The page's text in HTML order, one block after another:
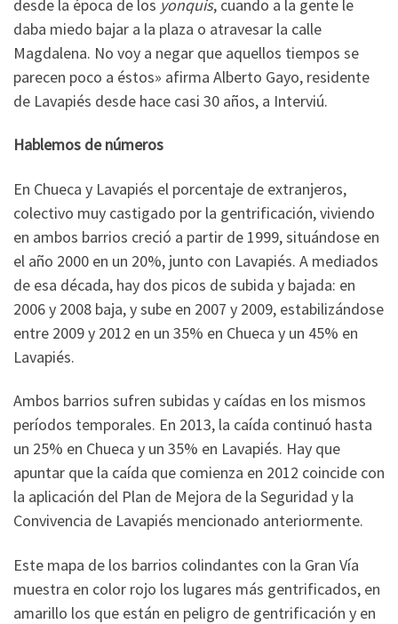
desde la época de los yonquis, cuando a la gente le
daba miedo bajar a la plaza o atravesar la calle
Magdalena. No voy a negar que aquellos tiempos se
parecen poco a éstos» afirma Alberto Gayo, residente
de Lavapiés desde hace casi 30 años, a Interviú.
Hablemos de números
En Chueca y Lavapiés el porcentaje de extranjeros,
colectivo muy castigado por la gentrificación, viviendo
en ambos barrios creció a partir de 1999, situándose en
el año 2000 en un 20%, junto con Lavapiés. A mediados
de esa década, hay dos picos de subida y bajada: en
2006 y 2008 baja, y sube en 2007 y 2009, estabilizándose
entre 2009 y 2012 en un 35% en Chueca y un 45% en
Lavapiés.
Ambos barrios sufren subidas y caídas en los mismos
períodos temporales. En 2013, la caída continuó hasta
un 25% en Chueca y un 35% en Lavapiés. Hay que
apuntar que la caída que comienza en 2012 coincide con
la aplicación del Plan de Mejora de la Seguridad y la
Convivencia de Lavapiés mencionado anteriormente.
Este mapa de los barrios colindantes con la Gran Vía
muestra en color rojo los lugares más gentrificados, en
amarillo los que están en peligro de gentrificación y en